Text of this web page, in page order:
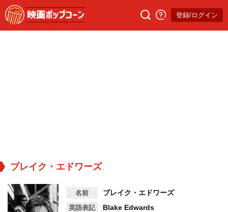
登録/ログイン
ブレイク・エドワーズ
名前 ブレイク・エドワーズ
英語表記 Blake Edwards